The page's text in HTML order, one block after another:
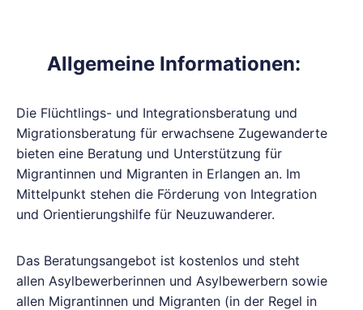
Allgemeine Informationen:
Die Flüchtlings- und Integrationsberatung und
Migrationsberatung für erwachsene Zugewanderte
bieten eine Beratung und Unterstützung für
Migrantinnen und Migranten in Erlangen an. Im
Mittelpunkt stehen die Förderung von Integration
und Orientierungshilfe für Neuzuwanderer.
Das Beratungsangebot ist kostenlos und steht
allen Asylbewerberinnen und Asylbewerbern sowie
allen Migrantinnen und Migranten (in der Regel in